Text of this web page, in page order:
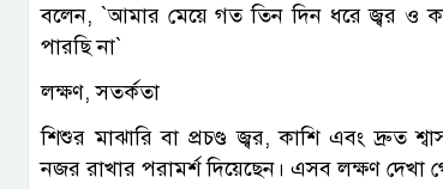
বলেন, ‍‍`আমার মেয়ে গত তিন দিন ধরে জ্বর ও
পারছি না‍‍`
লক্ষণ, সতর্কতা
শিশুর মাঝারি বা প্রচণ্ড জ্বর, কাশি এবং দ্রুত
নজর রাখার পরামর্শ দিয়েছেন। এসব লক্ষণ দেখা